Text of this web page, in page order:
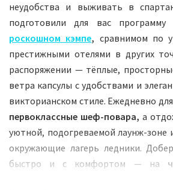
неудобства и выживать в
подготовили для вас
роскошном кэмпе, сравнимом по
престижными отелями в других
распоряжении — тёплые,
ветра капсулы с удобствами и
викторианском стиле. Ежедневно
первоклассные шеф-повара, а
уютной, подогреваемой лаунж-зоне
окружающие лагерь ледники.
быстро и с комфортом — на